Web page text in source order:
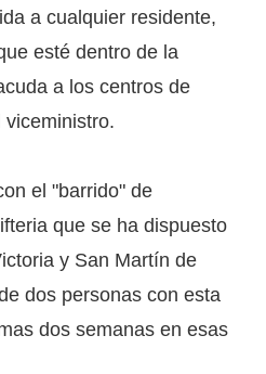
a cualquier residente,
esté dentro de la
a los centros de
viceministro.
el "barrido" de
que se ha dispuesto
y San Martín de
dos personas con esta
dos semanas en esas